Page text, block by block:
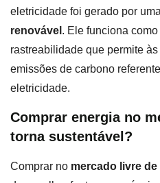
eletricidade foi gerado por
renovável . Ele funciona
rastreabilidade que permite
emissões de carbono
eletricidade.
Comprar energia no
torna sustentável?
Comprar no mercado livre de